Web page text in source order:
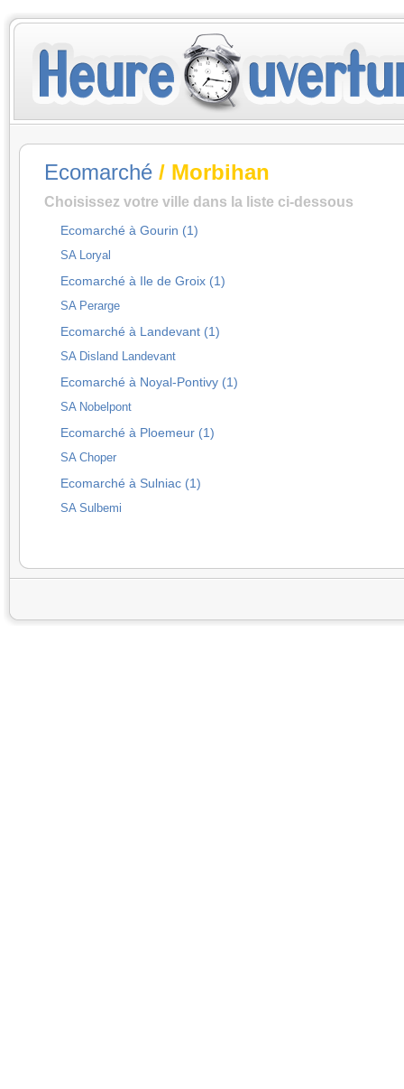
Ecomarché / Morbihan
Choisissez votre ville dans la liste ci-dessous
Ecomarché à Gourin (1)
SA Loryal
Ecomarché à Ile de Groix (1)
SA Perarge
Ecomarché à Landevant (1)
SA Disland Landevant
Ecomarché à Noyal-Pontivy (1)
SA Nobelpont
Ecomarché à Ploemeur (1)
SA Choper
Ecomarché à Sulniac (1)
SA Sulbemi